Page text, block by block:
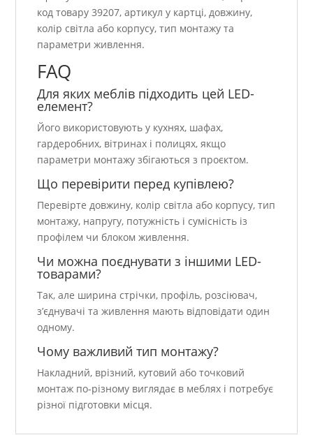
код товару 39207, артикул у картці, довжину,
колір світла або корпусу, тип монтажу та
параметри живлення.
FAQ
Для яких меблів підходить цей LED-
елемент?
Його використовують у кухнях, шафах,
гардеробних, вітринах і полицях, якщо
параметри монтажу збігаються з проєктом.
Що перевірити перед купівлею?
Перевірте довжину, колір світла або корпусу, тип
монтажу, напругу, потужність і сумісність із
профілем чи блоком живлення.
Чи можна поєднувати з іншими LED-
товарами?
Так, але ширина стрічки, профіль, розсіювач,
з’єднувачі та живлення мають відповідати один
одному.
Чому важливий тип монтажу?
Накладний, врізний, кутовий або точковий
монтаж по-різному виглядає в меблях і потребує
різної підготовки місця.